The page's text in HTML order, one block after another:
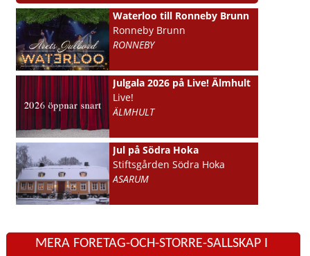
Waterloo till Ronneby Brunn
Ronneby Brunn
RONNEBY
Julgala 2026 på Live! Älmhult
Live!
ÄLMHULT
Jul på Södra Hoka
Stiftsgården Södra Hoka
ASARUM
MERA FORETAG-OCH-STORRE-SALLSKAP I